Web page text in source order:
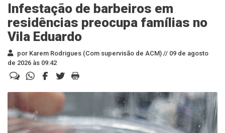
Infestação de barbeiros em
residências preocupa famílias no
Vila Eduardo
por Karem Rodrigues (Com supervisão de ACM) // 09 de agosto
de 2026 às 09:42